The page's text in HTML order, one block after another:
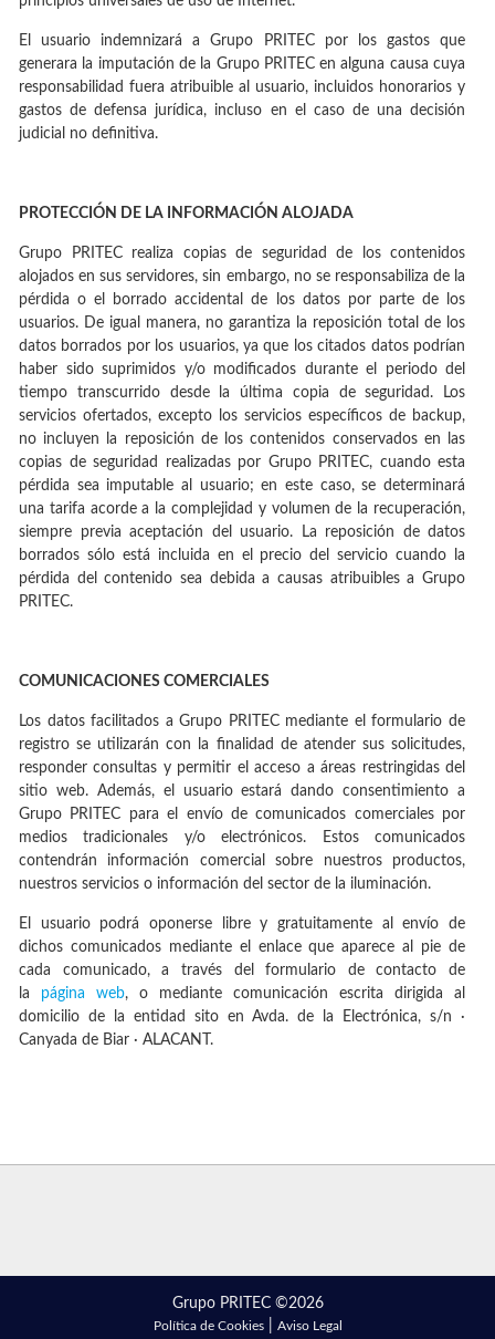
El usuario indemnizará a Grupo PRITEC por los gastos que
generara la imputación de la Grupo PRITEC en alguna causa cuya
responsabilidad fuera atribuible al usuario, incluidos honorarios y
gastos de defensa jurídica, incluso en el caso de una decisión
judicial no definitiva.
PROTECCIÓN DE LA INFORMACIÓN ALOJADA
Grupo PRITEC realiza copias de seguridad de los contenidos
alojados en sus servidores, sin embargo, no se responsabiliza de la
pérdida o el borrado accidental de los datos por parte de los
usuarios. De igual manera, no garantiza la reposición total de los
datos borrados por los usuarios, ya que los citados datos podrían
haber sido suprimidos y/o modificados durante el periodo del
tiempo transcurrido desde la última copia de seguridad. Los
servicios ofertados, excepto los servicios específicos de backup,
no incluyen la reposición de los contenidos conservados en las
copias de seguridad realizadas por Grupo PRITEC, cuando esta
pérdida sea imputable al usuario; en este caso, se determinará
una tarifa acorde a la complejidad y volumen de la recuperación,
siempre previa aceptación del usuario. La reposición de datos
borrados sólo está incluida en el precio del servicio cuando la
pérdida del contenido sea debida a causas atribuibles a Grupo
PRITEC.
COMUNICACIONES COMERCIALES
Los datos facilitados a Grupo PRITEC mediante el formulario de
registro se utilizarán con la finalidad de atender sus solicitudes,
responder consultas y permitir el acceso a áreas restringidas del
sitio web. Además, el usuario estará dando consentimiento a
Grupo PRITEC para el envío de comunicados comerciales por
medios tradicionales y/o electrónicos. Estos comunicados
contendrán información comercial sobre nuestros productos,
nuestros servicios o información del sector de la iluminación.
El usuario podrá oponerse libre y gratuitamente al envío de
dichos comunicados mediante el enlace que aparece al pie de
cada comunicado, a través del formulario de contacto de
la página web, o mediante comunicación escrita dirigida al
domicilio de la entidad sito en Avda. de la Electrónica, s/n ·
Canyada de Biar · ALACANT.
Grupo PRITEC ©2026
Política de Cookies| Aviso Legal